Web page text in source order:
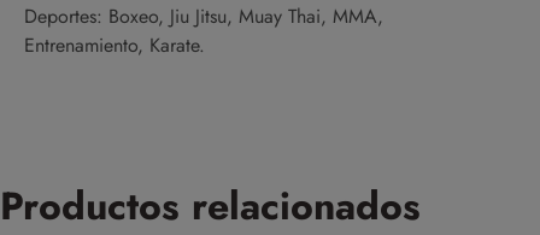
Deportes: Boxeo, Jiu Jitsu, Muay Thai, MMA,
Entrenamiento, Karate.
Productos relacionados